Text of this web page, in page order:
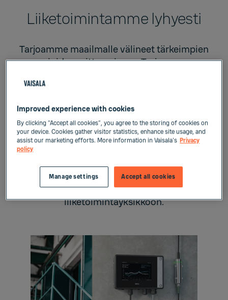
Liiketoimintamme lyhyesti
Tarjoamme maailmalle välineet tärkeimpien
asioiden mittaamiseen. Tarjoamme
ratkaisut – joita he tarvitsevat tietääkseen
tapahtuu. Asiakkaamme vaihtelevat valtioista ja
teknologiajäteistä yksittäisiin kehittäjiin, mutta
heitä kaikkia yhdistää yksi asia. He etsivät
jatkuvasti tapoja innovoida, keksiä uudelleen ja
optimoida.
Liiketoimintamme jakautuu kolmeen
liiketoimintayksikköön.
Improved experience with cookies
By clicking “Accept all cookies”, you agree to the storing of cookies on
your device. Cookies gather visitor statistics, enhance site usage, and
assist our marketing efforts. More information in Vaisala's Privacy
policy
Accept all cookies
Manage settings